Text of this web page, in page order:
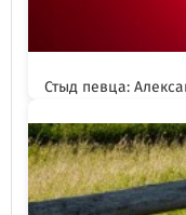
Стыд певца: